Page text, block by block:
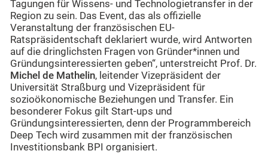
Tagungen für Wissens- und Technologietransfer in der
Region zu sein. Das Event, das als offizielle
Veranstaltung der französischen EU-
Ratspräsidentschaft deklariert wurde, wird Antworten
auf die dringlichsten Fragen von Gründer*innen und
Gründungsinteressierten geben“, unterstreicht Prof. Dr.
Michel de Mathelin, leitender Vizepräsident der
Universität Straßburg und Vizepräsident für
sozioökonomische Beziehungen und Transfer. Ein
besonderer Fokus gilt Start-ups und
Gründungsinteressierten, denn der Programmbereich
Deep Tech wird zusammen mit der französischen
Investitionsbank BPI organisiert.